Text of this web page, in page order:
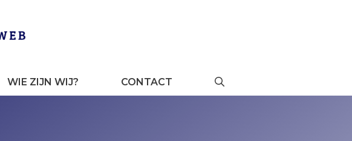
WIE ZIJN WIJ? CONTACT